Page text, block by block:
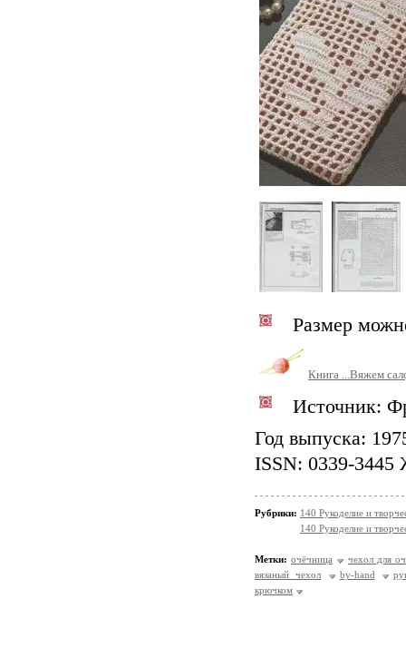
Размер
Книга ...Вяжем
Источник:
Год выпуска:
ISSN: 0339-3445
Рубрики: 140 Рукоделие и
140 Рукоделие и
Метки: очёчница
чехол для
вязаный чехол
by-hand
крючком